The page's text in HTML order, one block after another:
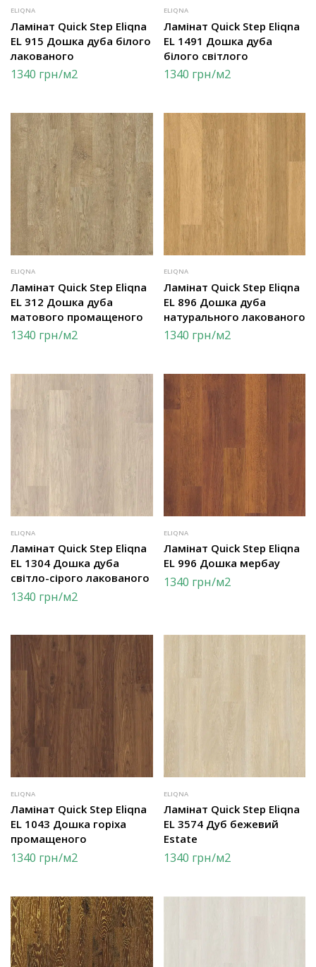
ELIQNA
Ламінат Quick Step Eliqna
EL 915 Дошка дуба білого
лакованого
1340 грн/м2
ELIQNA
Ламінат Quick Step Eliqna
EL 1491 Дошка дуба
білого світлого
1340 грн/м2
ELIQNA
Ламінат Quick Step Eliqna
EL 312 Дошка дуба
матового промащеного
1340 грн/м2
ELIQNA
Ламінат Quick Step Eliqna
EL 896 Дошка дуба
натурального лакованого
1340 грн/м2
ELIQNA
Ламінат Quick Step Eliqna
EL 1304 Дошка дуба
світло-сірого лакованого
1340 грн/м2
ELIQNA
Ламінат Quick Step Eliqna
EL 996 Дошка мербау
1340 грн/м2
ELIQNA
Ламінат Quick Step Eliqna
EL 1043 Дошка горіха
промащеного
1340 грн/м2
ELIQNA
Ламінат Quick Step Eliqna
EL 3574 Дуб бежевий
Estate
1340 грн/м2